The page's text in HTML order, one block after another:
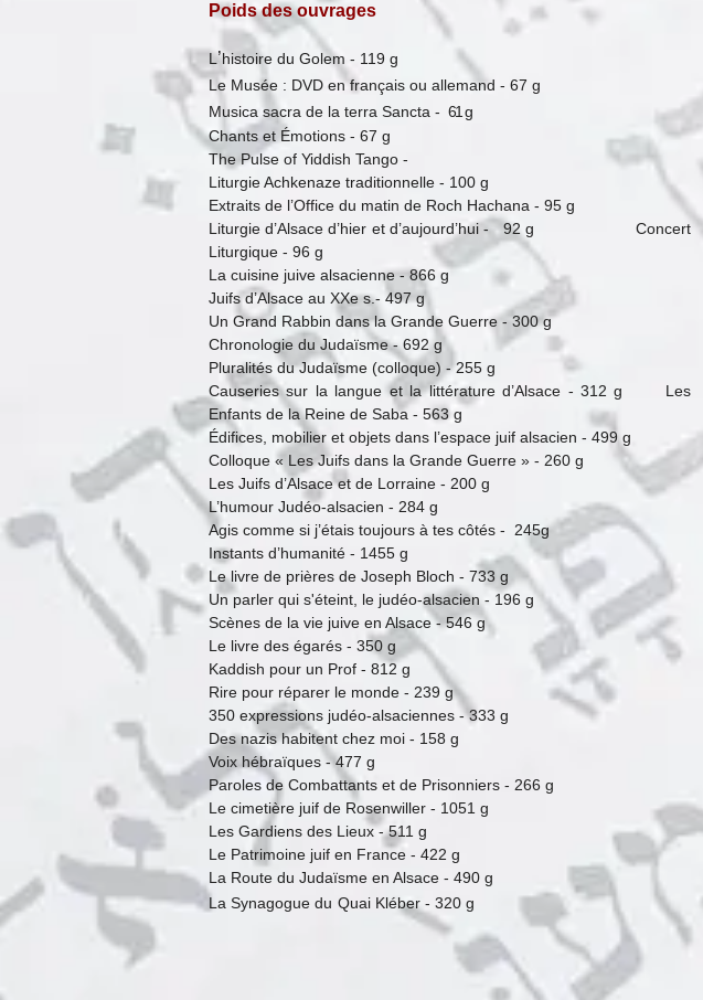
Poids des ouvrages
L’histoire du Golem - 119 g
Le Musée : DVD en français ou allemand - 67 g
Musica sacra de la terra Sancta - 61 g
Chants et Émotions - 67 g
The Pulse of Yiddish Tango -
Liturgie Achkenaze traditionnelle - 100 g
Extraits de l’Office du matin de Roch Hachana - 95 g
Liturgie d’Alsace d’hier et d’aujourd’hui - 92 g Concert
Liturgique - 96 g
La cuisine juive alsacienne - 866 g
Juifs d’Alsace au XXe s.- 497 g
Un Grand Rabbin dans la Grande Guerre - 300 g
Chronologie du Judaïsme - 692 g
Pluralités du Judaïsme (colloque) - 255 g
Causeries sur la langue et la littérature d’Alsace - 312 g Les
Enfants de la Reine de Saba - 563 g
Édifices, mobilier et objets dans l’espace juif alsacien - 499 g
Colloque « Les Juifs dans la Grande Guerre » - 260 g
Les Juifs d’Alsace et de Lorraine - 200 g
L’humour Judéo-alsacien - 284 g
Agis comme si j’étais toujours à tes côtés - 245g
Instants d’humanité - 1455 g
Le livre de prières de Joseph Bloch - 733 g
Un parler qui s'éteint, le judéo-alsacien - 196 g
Scènes de la vie juive en Alsace - 546 g
Le livre des égarés - 350 g
Kaddish pour un Prof - 812 g
Rire pour réparer le monde - 239 g
350 expressions judéo-alsaciennes - 333 g
Des nazis habitent chez moi - 158 g
Voix hébraïques - 477 g
Paroles de Combattants et de Prisonniers - 266 g
Le cimetière juif de Rosenwiller - 1051 g
Les Gardiens des Lieux - 511 g
Le Patrimoine juif en France - 422 g
La Route du Judaïsme en Alsace - 490 g
La Synagogue du Quai Kléber - 320 g